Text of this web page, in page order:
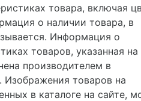
товара, включая
о наличии товара, в
Информация о
товаров, указанная на
производителем в
товаров на
в каталоге на сайте,